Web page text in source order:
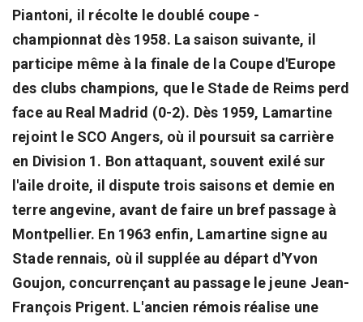
Piantoni, il récolte le doublé coupe -
championnat dès 1958. La saison suivante, il
participe même à la finale de la Coupe d'Europe
des clubs champions, que le Stade de Reims perd
face au Real Madrid (0-2). Dès 1959, Lamartine
rejoint le SCO Angers, où il poursuit sa carrière
en Division 1. Bon attaquant, souvent exilé sur
l'aile droite, il dispute trois saisons et demie en
terre angevine, avant de faire un bref passage à
Montpellier. En 1963 enfin, Lamartine signe au
Stade rennais, où il supplée au départ d'Yvon
Goujon, concurrençant au passage le jeune Jean-
François Prigent. L'ancien rémois réalise une